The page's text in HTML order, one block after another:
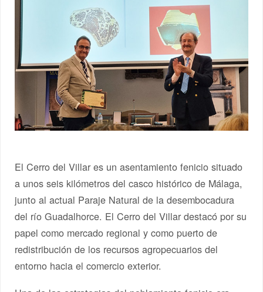
El Cerro del Villar es un asentamiento fenicio situado
a unos seis kilómetros del casco histórico de Málaga,
junto al actual Paraje Natural de la desembocadura
del río Guadalhorce. El Cerro del Villar destacó por su
papel como mercado regional y como puerto de
redistribución de los recursos agropecuarios del
entorno hacia el comercio exterior.